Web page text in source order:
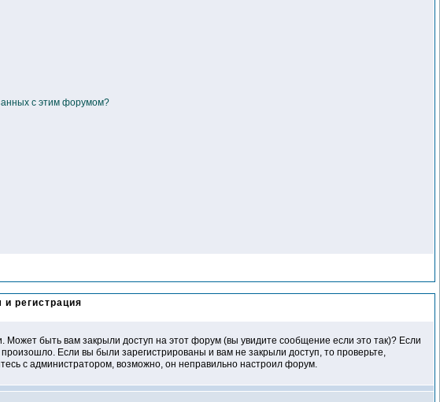
с этим форумом?
регистрация
быть вам закрыли доступ на этот форум (вы увидите сообщение если это так)? Если
Если вы были зарегистрированы и вам не закрыли доступ, то проверьте,
с администратором, возможно, он неправильно настроил форум.